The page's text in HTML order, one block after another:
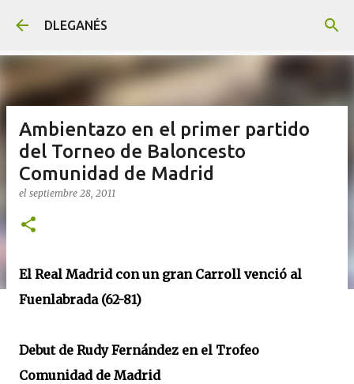
DLEGANÉS
Ambientazo en el primer partido
del Torneo de Baloncesto
Comunidad de Madrid
el septiembre 28, 2011
El Real Madrid con un gran Carroll venció al
Fuenlabrada (62-81)
Debut de Rudy Fernández en el Trofeo
Comunidad de Madrid